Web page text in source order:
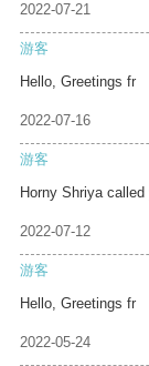
2022-07-21
游客
Hello, Greetings fr
2022-07-16
游客
Horny Shriya called
2022-07-12
游客
Hello, Greetings fr
2022-05-24